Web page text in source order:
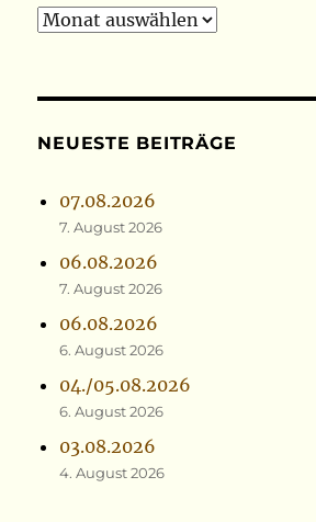
Archiv
NEUESTE BEITRÄGE
07.08.2026
7. August 2026
06.08.2026
7. August 2026
06.08.2026
6. August 2026
04./05.08.2026
6. August 2026
03.08.2026
4. August 2026